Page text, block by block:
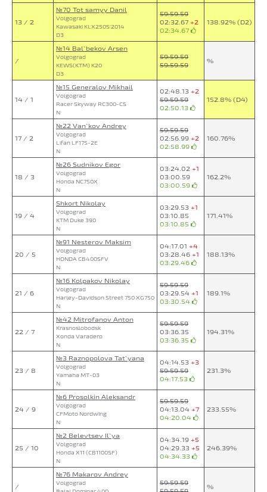
13 / 2
№70 Tot samyy Danil
Volgograd
Kawasaki KLX250S'2014
D3
59:59.59
02:32.67 +2
02:34.67
138.92% (D2)
/
№14 Bal`bekov Arsen
Volgograd
KEWS(KTM) K20
D3
59:59.59
59:59.59
%
14 / 1
№15 Generalov Mikhail
Volgograd
Racer Skyway RC300-CS
N
02:48.13 +2
59:59.59
02:50.13
152.8% (D4)
17 / 2
№22 Van`kov Andrey
Volgograd
Lifan LF175-2E
N
59:59.59
02:56.99 +2
02:58.99
160.76%
18 / 3
№26 Sudnikov Egor
Volgograd
Honda NC750X
N
03:24.02 +1
03:00.59
03:00.59
162.2%
19 / 4
Shkort Nikolay
Volgograd
KTM Duke 390
N
03:29.53 +1
03:10.85
03:10.85
171.41%
20 / 5
№91 Nesterov Maksim
Volgograd
HONDA CB400SFV
N
04:17.01 +4
03:28.46 +1
03:29.46
188.13%
21 / 6
№16 Kolpakov Nikolay
Volgograd
Harley-Davidson Street 750 XG750
N
59:59.59
03:29.54 +1
03:30.54
189.1%
22 / 7
№42 Mitrofanov Anton
Krasnoslobodsk
Xonda Varadero
N
59:59.59
03:36.35
03:36.35
194.31%
23 / 8
№3 Raznopolova Tat`yana
Volgograd
Yamaha MT-03
N
04:14.53 +3
59:59.59
04:17.53
231.3%
24 / 9
№6 Prosolkin Aleksandr
Volgograd
CFMoto Nordwing
N
59:59.59
04:13.04 +7
04:20.04
233.55%
25 / 10
№2 Belevtsev Il`ya
Volgograd
Honda X11 (CB1100SF)
N
04:34.19 +5
04:29.33 +5
04:34.33
246.39%
/
№76 Makarov Andrey
Volgograd
59:59.59
59:59.59
%